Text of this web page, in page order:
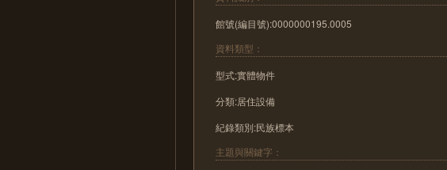
館號(編目號):0000000195.0005
資料類型：
型式:實體物件
分類:居住設備
紀錄類別:民族標本
主題與關鍵字：